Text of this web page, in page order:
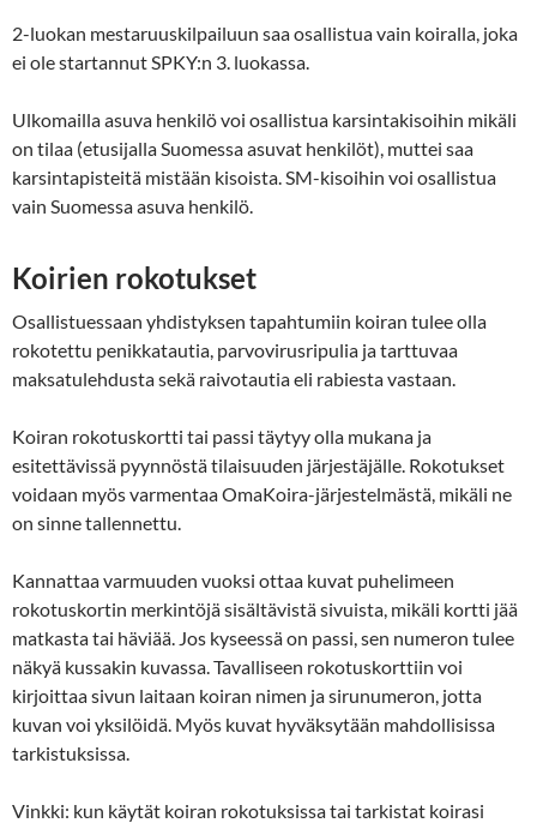
2-luokan mestaruuskilpailuun saa osallistua vain koiralla, joka
ei ole startannut SPKY:n 3. luokassa.
Ulkomailla asuva henkilö voi osallistua karsintakisoihin mikäli
on tilaa (etusijalla Suomessa asuvat henkilöt), muttei saa
karsintapisteitä mistään kisoista. SM-kisoihin voi osallistua
vain Suomessa asuva henkilö.
Koirien rokotukset
Osallistuessaan yhdistyksen tapahtumiin koiran tulee olla
rokotettu penikkatautia, parvovirusripulia ja tarttuvaa
maksatulehdusta sekä raivotautia eli rabiesta vastaan.
Koiran rokotuskortti tai passi täytyy olla mukana ja
esitettävissä pyynnöstä tilaisuuden järjestäjälle. Rokotukset
voidaan myös varmentaa OmaKoira-järjestelmästä, mikäli ne
on sinne tallennettu.
Kannattaa varmuuden vuoksi ottaa kuvat puhelimeen
rokotuskortin merkintöjä sisältävistä sivuista, mikäli kortti jää
matkasta tai häviää. Jos kyseessä on passi, sen numeron tulee
näkyä kussakin kuvassa. Tavalliseen rokotuskorttiin voi
kirjoittaa sivun laitaan koiran nimen ja sirunumeron, jotta
kuvan voi yksilöidä. Myös kuvat hyväksytään mahdollisissa
tarkistuksissa.
Vinkki: kun käytät koiran rokotuksissa tai tarkistat koirasi